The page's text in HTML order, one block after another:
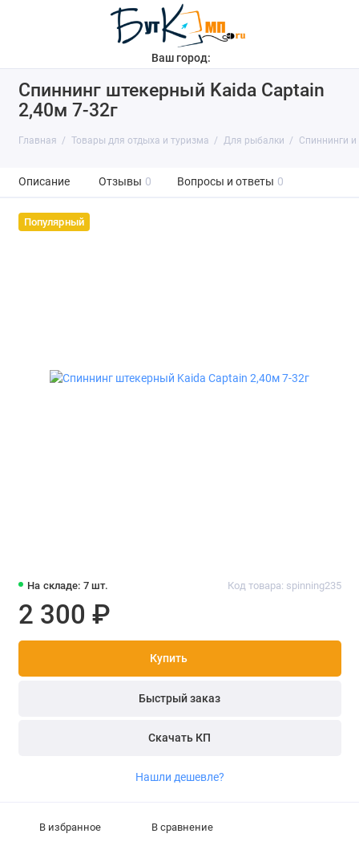
Ваш город:
Спиннинг штекерный Kaida Captain
2,40м 7-32г
Главная Товары для отдыха и туризма Для рыбалки Спиннинги
Описание Отзывы 0 Вопросы и ответы 0
Популярный
На складе: 7 шт. Код товара: spinning235
2 300 ₽
Купить
Быстрый заказ
Скачать КП
Нашли дешевле?
В избранное В сравнение